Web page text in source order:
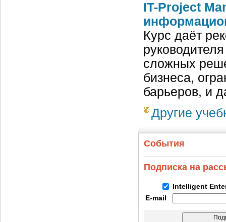
IT-Project
Курс даёт
сложных
бизнеса,
барьеров, и
Другие
События
Подписка на
Intelligent
E-mail